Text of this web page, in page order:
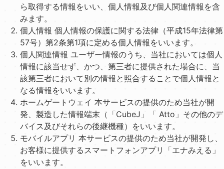
ら取得する情報をいい、個⼈情報及び個⼈関連情報を含
みます。
個⼈情報 個⼈情報の保護に関する法律（平成15年法律第
57号）第2条第1項に定める個⼈情報をいいます。
個⼈関連情報 ユーザー情報のうち、当社においては個⼈
情報に該当せず、かつ、第三者に提供された場合に、当
該第三者において別の情報と照合することで個⼈情報と
なる情報をいいます。
ホームゲートウェイ 本サービスの提供のため当社が開
発、製造した情報端末（「CubeJ」「 Atto」その他のデ
バイス及びそれらの後継機種）をいいます。
モバイルアプリ 本サービスの提供のため当社が開発し、
お客様に提供するスマートフォンアプリ「エナみえる」
をいいます。